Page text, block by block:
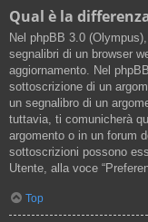
Qual è la
Nel phpBB 3.0
segnalibri di un browser
aggiornamento. Nel
sottoscrizione di un
un segnalibro di un
tuttavia, ti comunicherà
argomento o in un forum
sottoscrizioni possono
Utente, alla voce
Top